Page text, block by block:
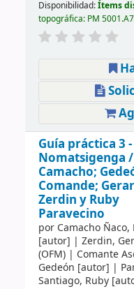
Disponibilidad:Ítems
topográfica: PM
Guía práctica 3 -
Nomatsigenga /
Camacho;
Comande;
Zerdin y Ruby
Paravecino
por Camacho Ñaco,
[autor] | Zerdin,
(OFM)| Comante
Gedeón [autor] |
Santiago, Ruby